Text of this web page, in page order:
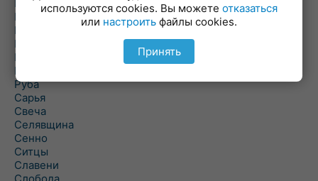
Погоща
Подсвилье
Полоцк
Поставы
Прозороки
Россоны
Руба
Сарья
Свеча
Селявщина
Сенно
Ситцы
Славени
используются cookies. Вы можете отказаться
или настроить файлы cookies.
Принять